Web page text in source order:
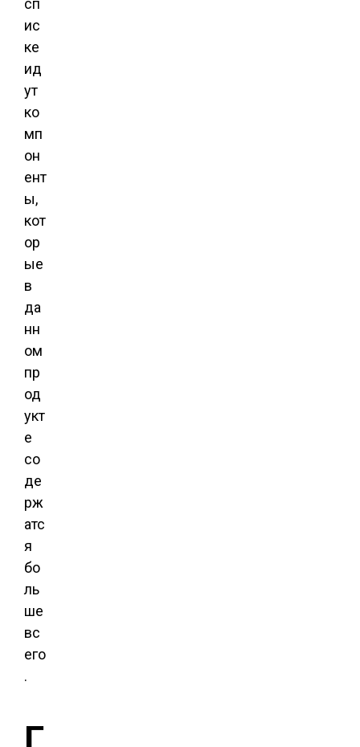
сп
ис
ке
ид
ут
ко
мп
он
ент
ы,
кот
ор
ые
в
да
нн
ом
пр
од
укт
е
со
де
рж
атс
я
бо
ль
ше
вс
его
.
Г